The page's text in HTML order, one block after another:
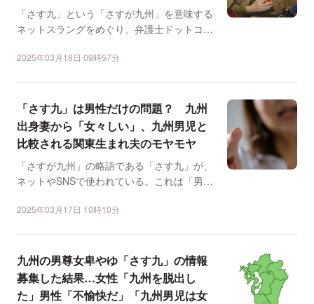
「さす九」という「さすが九州」を意味する
ネットスラングをめぐり、弁護士ドットコム
2025年03月18日 09時57分
「さす九」は男性だけの問題？ 九州
出身妻から「女々しい」、九州男児と
比較される関東生まれ夫のモヤモヤ
「さすが九州」の略語である「さす九」が、
ネットやSNSで使われている。これは「男尊
2025年03月17日 10時10分
九州の男尊女卑やゆ「さす九」の情報
募集した結果…女性「九州を脱出し
た」男性「不愉快だ」「九州男児は女